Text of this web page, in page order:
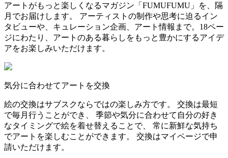
アートがもっと楽しくなるマガジン「FUMUFUMU」を、隔
月でお届けします。 アーティストの制作や思考に迫るイン
タビューや、キュレーション企画、アート情報まで。18ペー
ジにわたり、アートのある暮らしをもっと豊かにするアイデ
アをお楽しみいただけます。
気分に合わせてアートを交換
絵の交換はサブスクならではの楽しみ方です。 交換は最短
で毎月行うことができ、 季節や気分に合わせて自分の好き
なタイミングで絵を着せ替えることで、 常に新鮮な気持ち
でアートを楽しむことができます。 交換はマイページで申
請いただけます。